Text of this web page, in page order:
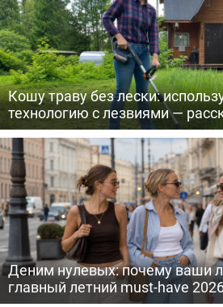
Кошу траву без лески:
технологию с лезвиями —
Деним нулевых: почему
главный летний must-have